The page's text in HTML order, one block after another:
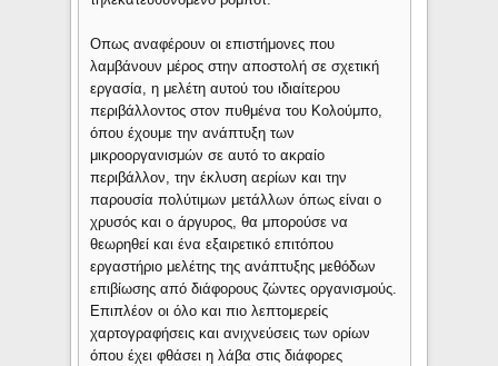
Οπως αναφέρουν οι επιστήμονες που
λαμβάνουν μέρος στην αποστολή σε σχετική
εργασία, η μελέτη αυτού του ιδιαίτερου
περιβάλλοντος στον πυθμένα του Κολούμπο,
όπου έχουμε την ανάπτυξη των
μικροοργανισμών σε αυτό το ακραίο
περιβάλλον, την έκλυση αερίων και την
παρουσία πολύτιμων μετάλλων όπως είναι ο
χρυσός και ο άργυρος, θα μπορούσε να
θεωρηθεί και ένα εξαιρετικό επιτόπου
εργαστήριο μελέτης της ανάπτυξης μεθόδων
επιβίωσης από διάφορους ζώντες οργανισμούς.
Επιπλέον οι όλο και πιο λεπτομερείς
χαρτογραφήσεις και ανιχνεύσεις των ορίων
όπου έχει φθάσει η λάβα στις διάφορες